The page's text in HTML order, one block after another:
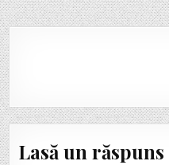
Lasă un răspuns